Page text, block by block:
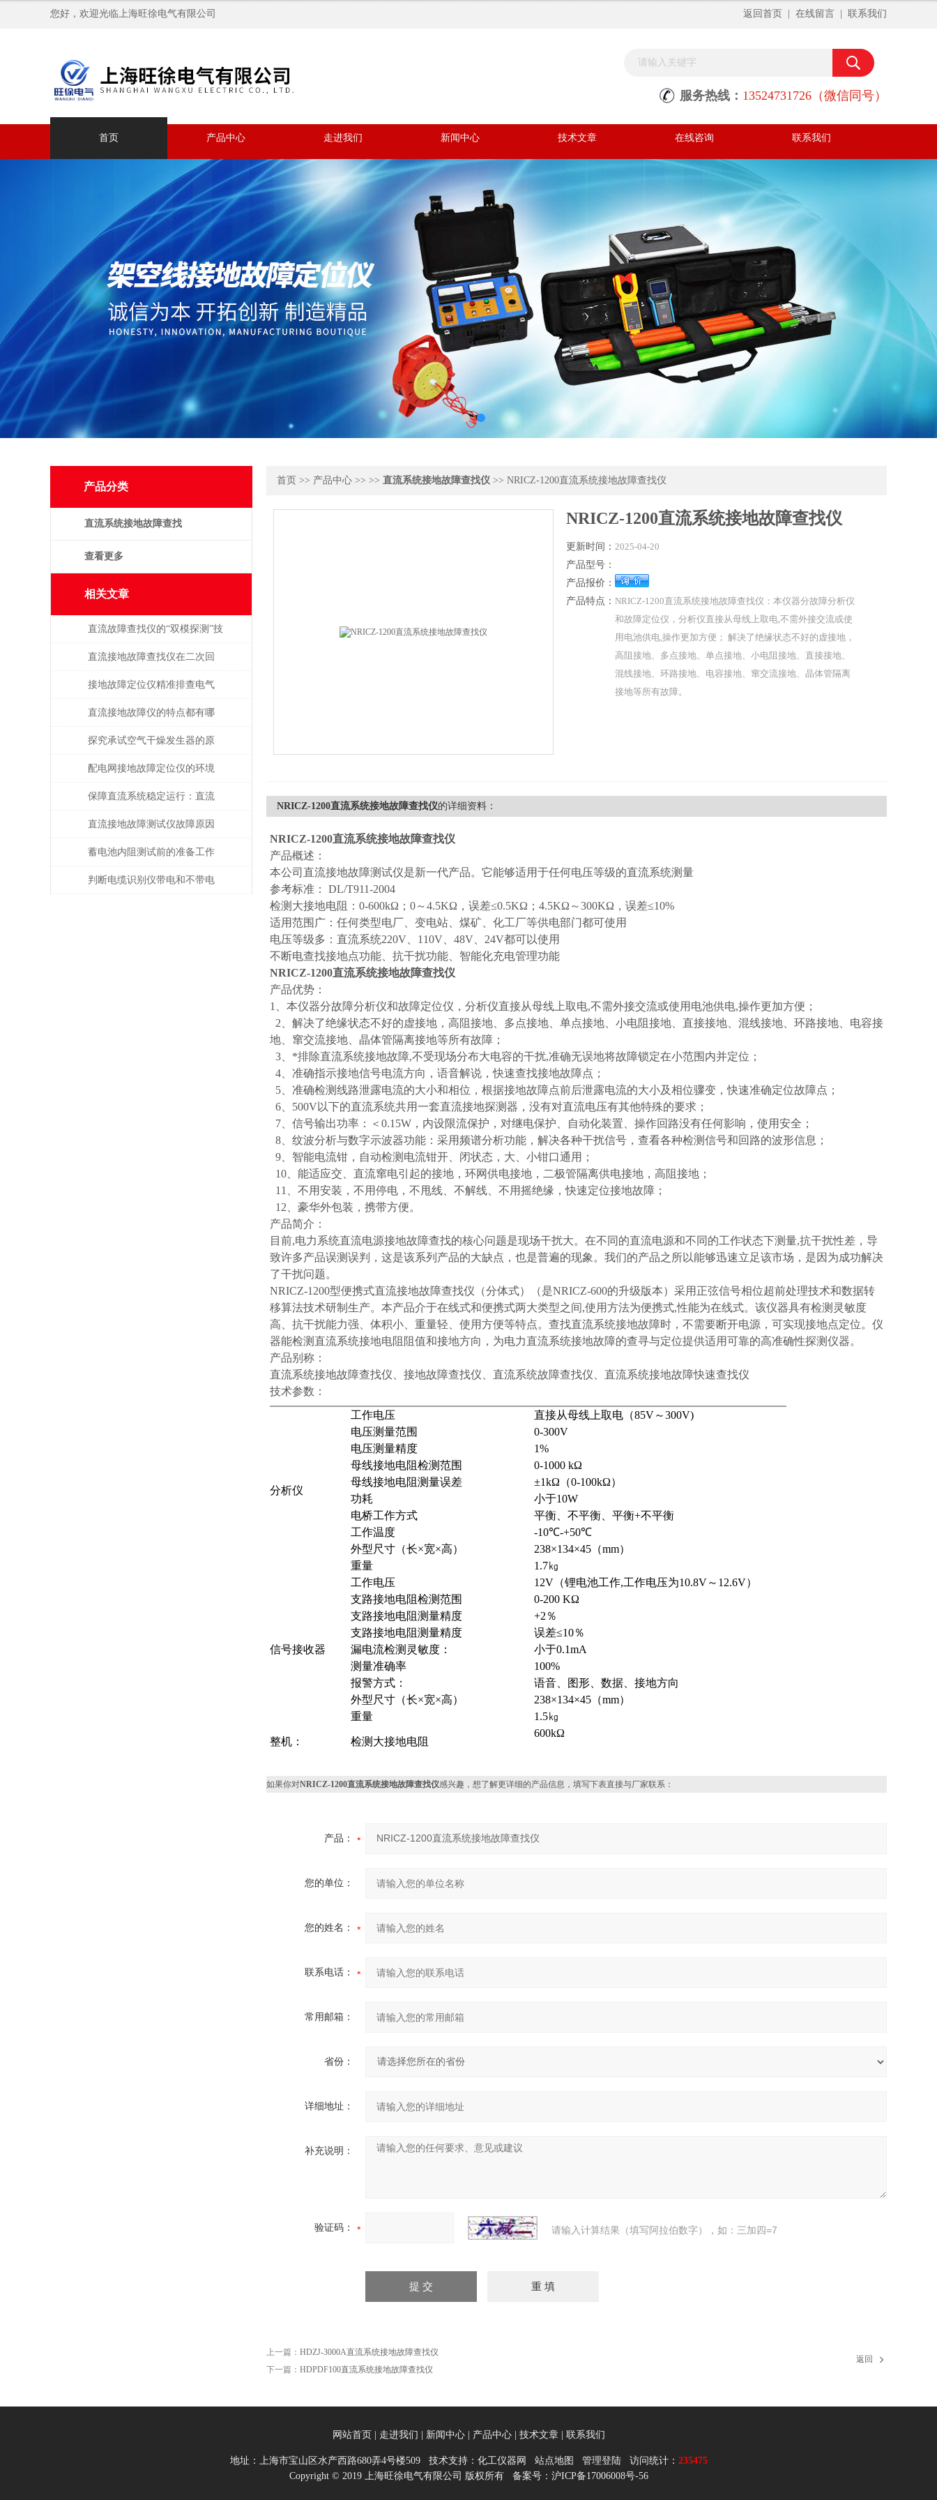
您好，欢迎光临上海旺徐电气有限公司 返回首页 在线留言 联系我们
服务热线： 13524731726（微信同号）
首页 产品中心 走进我们 新闻中心 技术文章 在线咨询 联系我们
产品分类
直流系统接地故障查找
仪
查看更多
相关文章
直流故障查找仪的“双模探测”技
术
直流接地故障查找仪在二次回
路排查中的高效应用
接地故障定位仪精准排查电气
系统中的漏电问题
直流接地故障仪的特点都有哪
些？
探究承试空气干燥发生器的原
理与应用
配电网接地故障定位仪的环境
适应性与耐用性分析
保障直流系统稳定运行：直流
接地故障测试仪的运维应用价
值
直流接地故障测试仪故障原因
分析
蓄电池内阻测试前的准备工作
都有哪些？
判断电缆识别仪带电和不带电
首页 >> 产品中心 >> >> 直流系统接地故障查找仪 >> NRICZ-1200直流系统接地故障查找仪
NRICZ-1200直流系统接地故障查找仪
更新时间： 2025-04-20
产品型号：
产品报价：
产品特点： NRICZ-1200直流系统接地故障查找仪：本仪器分故障分析仪
和故障定位仪，分析仪直接从母线上取电,不需外接交流或使
用电池供电,操作更加方便； 解决了绝缘状态不好的虚接地，
高阻接地、多点接地、单点接地、小电阻接地、直接接地、
混线接地、环路接地、电容接地、窜交流接地、晶体管隔离
接地等所有故障。
NRICZ-1200直流系统接地故障查找仪的详细资料：
NRICZ-1200直流系统接地故障查找仪
产品概述：
本公司直流接地故障测试仪是新一代产品。它能够适用于任何电压等级的直流系统测量
参考标准： DL/T911-2004
检测大接地电阻：0-600kΩ；0～4.5KΩ，误差≤0.5KΩ；4.5KΩ～300KΩ，误差≤10%
适用范围广：任何类型电厂、变电站、煤矿、化工厂等供电部门都可使用
电压等级多：直流系统220V、110V、48V、24V都可以使用
不断电查找接地点功能、抗干扰功能、智能化充电管理功能
NRICZ-1200直流系统接地故障查找仪
产品优势：
1、本仪器分故障分析仪和故障定位仪，分析仪直接从母线上取电,不需外接交流或使用电池供电,操作更加方便；
2、解决了绝缘状态不好的虚接地，高阻接地、多点接地、单点接地、小电阻接地、直接接地、混线接地、环路接地、电容接
地、窜交流接地、晶体管隔离接地等所有故障；
3、*排除直流系统接地故障,不受现场分布大电容的干扰,准确无误地将故障锁定在小范围内并定位；
4、准确指示接地信号电流方向，语音解说，快速查找接地故障点；
5、准确检测线路泄露电流的大小和相位，根据接地故障点前后泄露电流的大小及相位骤变，快速准确定位故障点；
6、500V以下的直流系统共用一套直流接地探测器，没有对直流电压有其他特殊的要求；
7、信号输出功率：＜0.15W，内设限流保护，对继电保护、自动化装置、操作回路没有任何影响，使用安全；
8、纹波分析与数字示波器功能：采用频谱分析功能，解决各种干扰信号，查看各种检测信号和回路的波形信息；
9、智能电流钳，自动检测电流钳开、闭状态，大、小钳口通用；
10、能适应交、直流窜电引起的接地，环网供电接地，二极管隔离供电接地，高阻接地；
11、不用安装，不用停电，不甩线、不解线、不用摇绝缘，快速定位接地故障；
12、豪华外包装，携带方便。
产品简介：
目前,电力系统直流电源接地故障查找的核心问题是现场干扰大。在不同的直流电源和不同的工作状态下测量,抗干扰性差，导
致许多产品误测误判，这是该系列产品的大缺点，也是普遍的现象。我们的产品之所以能够迅速立足该市场，是因为成功解决
了干扰问题。
NRICZ-1200型便携式直流接地故障查找仪（分体式）（是NRICZ-600的升级版本）采用正弦信号相位超前处理技术和数据转
移算法技术研制生产。本产品介于在线式和便携式两大类型之间,使用方法为便携式,性能为在线式。该仪器具有检测灵敏度
高、抗干扰能力强、体积小、重量轻、使用方便等特点。查找直流系统接地故障时，不需要断开电源，可实现接地点定位。仪
器能检测直流系统接地电阻阻值和接地方向，为电力直流系统接地故障的查寻与定位提供适用可靠的高准确性探测仪器。
产品别称：
直流系统接地故障查找仪、接地故障查找仪、直流系统故障查找仪、直流系统接地故障快速查找仪
技术参数：
分析仪
工作电压
直接从母线上取电（85V～300V)
电压测量范围
0-300V
电压测量精度
1%
母线接地电阻检测范围
0-1000 kΩ
母线接地电阻测量误差
±1kΩ（0-100kΩ）
功耗
小于10W
电桥工作方式
平衡、不平衡、平衡+不平衡
工作温度
-10℃-+50℃
外型尺寸（长×宽×高）
238×134×45（mm）
重量
1.7㎏
信号接收器
工作电压
12V（锂电池工作,工作电压为10.8V～12.6V）
支路接地电阻检测范围
0-200 KΩ
支路接地电阻测量精度
+2％
支路接地电阻测量精度
误差≤10％
漏电流检测灵敏度：
小于0.1mA
测量准确率
100%
报警方式：
语音、图形、数据、接地方向
外型尺寸（长×宽×高）
238×134×45（mm）
重量
1.5㎏
整机： 检测大接地电阻
600kΩ
如果你对NRICZ-1200直流系统接地故障查找仪感兴趣，想了解更详细的产品信息，填写下表直接与厂家联系：
产品：
您的单位：
您的姓名：
联系电话：
常用邮箱：
省份：
详细地址：
补充说明：
验证码： 请输入计算结果（填写阿拉伯数字），如：三加四=7
上一篇： HDZJ-3000A直流系统接地故障查找仪
下一篇： HDPDF100直流系统接地故障查找仪
返回
网站首页 走进我们 新闻中心| 产品中心| 技术文章| 联系我们
地址：上海市宝山区水产西路680弄4号楼509 技术支持： 化工仪器网 站点地图 管理登陆访问统计： 235475
Copyright © 2019 上海旺徐电气有限公司 版权所有 备案号： 沪ICP备17006008号-56